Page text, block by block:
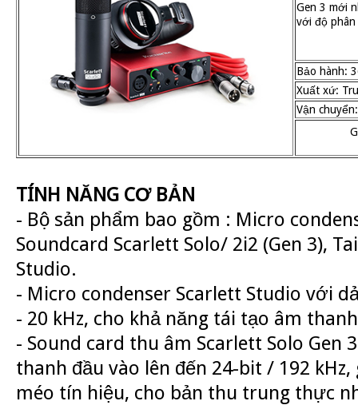
Gen 3 mới
với độ
Bảo hành:
Xuất xứ:
Vận
TÍNH NĂNG CƠ BẢN
- Bộ sản phẩm bao gồm : Micro
Soundcard Scarlett Solo/ 2i2 (Gen 3),
Studio.
- Micro condenser Scarlett Studio với
- 20 kHz, cho khả năng tái tạo âm
- Sound card thu âm Scarlett Solo Gen
thanh đầu vào lên đến 24-bit / 192
méo tín hiệu, cho bản thu trung thực